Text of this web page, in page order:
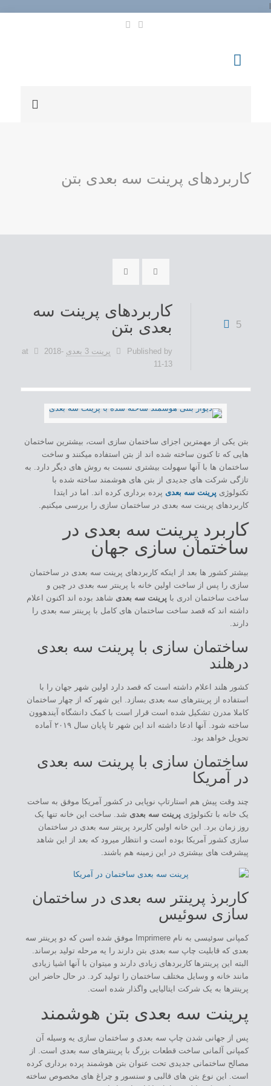
کاربردهای پرینت سه بعدی بتن
5
کاربردهای پرینت سه
بعدی بتن
Published by پرینت 3 بعدی at
2018-
11-13
بتن یکی از مهمترین اجزای ساختمان سازی است، بیشترین ساختمان
هایی که تا کنون ساخته شده اند از بتن استفاده میکنند و ساخت
ساختمان ها با آنها سهولت بیشتری نسبت به روش های دیگر دارد. به
تازگی شرکت های جدیدی از بتن های هوشمند ساخته شده با
تکنولوژی پرینت سه بعدی پرده برداری کرده اند. اما در ایتدا
کاربردهای پرینت سه بعدی در ساختمان سازی را بررسی میکنیم.
کاربرد پرینت سه بعدی در
ساختمان سازی جهان
بیشتر کشور ها بعد از اینکه کاربردهای پرینت سه بعدی در ساختمان
سازی را پس از ساخت اولین خانه با پرینتر سه بعدی در چین و
ساخت ساختمان ادری با پرینت سه بعدی شاهد بوده اند اکنون اعلام
داشته اند که قصد ساخت ساختمان های کامل با پرینتر سه بعدی را
دارند.
ساختمان سازی با پرینت سه بعدی
درهلند
کشور هلند اعلام داشته است که قصد دارد اولین شهر جهان را با
استفاده از پرینترهای سه بعدی بسازد. این شهر که از چهار ساختمان
کاملا مدرن تشکیل شده است قرار است با کمک دانشگاه آیندهوون
ساخته شود. آنها ادعا داشته اند این شهر تا پایان سال ۲۰۱۹ آماده
تحویل خواهد بود.
ساختمان سازی با پرینت سه بعدی
در آمریکا
چند وقت پیش هم استارتاپ نوپایی در کشور آمریکا موفق به ساخت
یک خانه با تکنولوژی پرینت سه بعدی شد. ساخت این خانه تنها یک
روز زمان برد. این خانه اولین کاربرد پرینتر سه بعدی در ساختمان
سازی کشور آمریکا بوده است و انتظار میرود که بعد از این شاهد
پیشرفت های بیشتری در این زمینه هم باشند.
کاربرذ پرینتر سه بعدی در ساختمان
سازی سوئیس
کمپانی سوئیسی به نام Imprimere موفق شده اسن که دو پرینتر سه
بعدی که قابلیت چاپ سه بعدی بتن دارند را یه مرحله تولید برساند.
البته این پرینترها کاربردهای زیادی دارند و میتوان با آنها اشیا زیادی
مانند خانه و وسایل مختلف ساختمان را تولید کرد. در حال حاضر این
پرینترها به یک شرکت ایتالیایی واگذار شده است.
پرینت سه بعدی بتن هوشمند
پس از جهانی شدن چاپ سه بعدی و ساختمان سازی یه وسیله آن
کمپانی آلمانی ساخت قطعات بزرگ با پرینترهای سه بعدی است. از
مصالح ساختمانی جدیدی تحت عنوان بتن هوشمند پرده برداری کرده
است. این نوع بتن های قالبی و سنسور و چراغ های مخصوص ساخته